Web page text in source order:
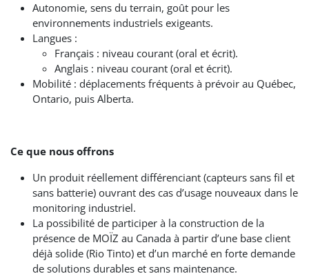
Autonomie, sens du terrain, goût pour les
environnements industriels exigeants.
Langues :
Français : niveau courant (oral et écrit).
Anglais : niveau courant (oral et écrit).
Mobilité : déplacements fréquents à prévoir au Québec,
Ontario, puis Alberta.
Ce que nous offrons
Un produit réellement différenciant (capteurs sans fil et
sans batterie) ouvrant des cas d’usage nouveaux dans le
monitoring industriel.
La possibilité de participer à la construction de la
présence de MOÏZ au Canada à partir d’une base client
déjà solide (Rio Tinto) et d’un marché en forte demande
de solutions durables et sans maintenance.